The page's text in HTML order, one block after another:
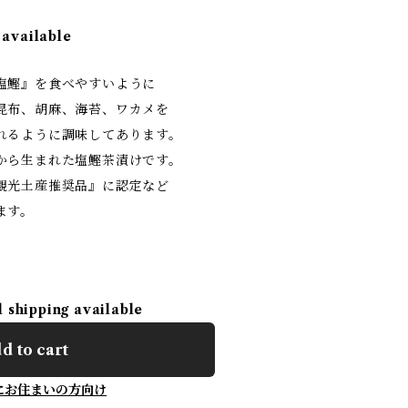
鰹』を食べやすいように
布、胡麻、海苔、ワカメを
ように調味してあります。
生まれた塩鰹茶漬けです。
光土産推奨品』に認定など
。
available
to cart
お住まいの方向け